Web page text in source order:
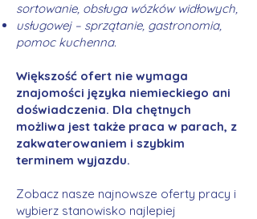
sortowanie, obsługa wózków widłowych,
usługowej – sprzątanie, gastronomia,
pomoc kuchenna.
Większość ofert nie wymaga
znajomości języka niemieckiego ani
doświadczenia. Dla chętnych
możliwa jest także praca w parach, z
zakwaterowaniem i szybkim
terminem wyjazdu.
Zobacz nasze najnowsze oferty pracy i
wybierz stanowisko najlepiej